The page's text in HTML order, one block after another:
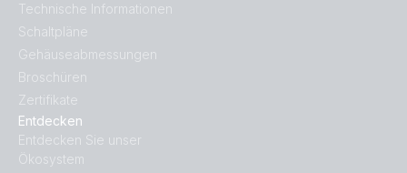
Entdecken
Entdecken Sie unser
Ökosystem
Technische Informationen
Schaltpläne
Gehäuseabmessungen
Broschüren
Zertifikate